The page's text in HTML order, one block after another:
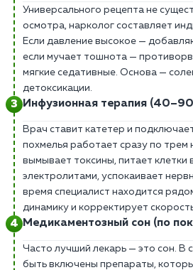
Универсального рецепта не
осмотра, нарколог составляет
Если давление высокое —
если мучает тошнота —
мягкие седативные. Основа —
детоксикации.
Инфузионная терапия
Врач ставит катетер и
похмелья работает сразу по трем
вымывает токсины, питает клетки
электролитами, успокаивает
время специалист находится
динамику и корректирует
Медикаментозный сон (по
Часто лучший лекарь — это сон. В
быть включены препараты,